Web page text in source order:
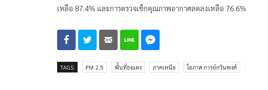
เหลือ 87.4% และการตรวจเช็กคุณภาพอากาศลดลงเหลือ 76.6%
TAGS: PM 2.5 พื้นที่ธงแดง ภาคเหนือ โอภาส การย์กวินพงศ์